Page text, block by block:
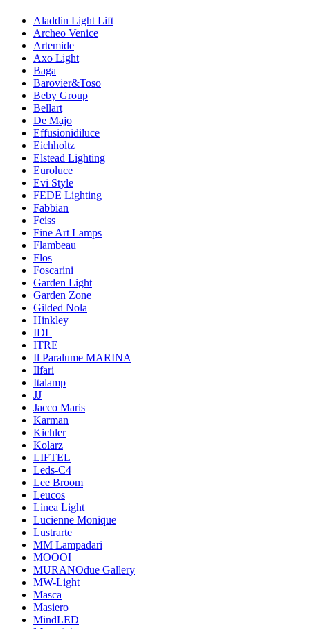
Aladdin Light Lift
Archeo Venice
Artemide
Axo Light
Baga
Barovier&Toso
Beby Group
Bellart
De Majo
Effusionidiluce
Eichholtz
Elstead Lighting
Euroluce
Evi Style
FEDE Lighting
Fabbian
Feiss
Fine Art Lamps
Flambeau
Flos
Foscarini
Garden Light
Garden Zone
Gilded Nola
Hinkley
IDL
ITRE
Il Paralume MARINA
Ilfari
Italamp
JJ
Jacco Maris
Karman
Kichler
Kolarz
LIFTEL
Leds-C4
Lee Broom
Leucos
Linea Light
Lucienne Monique
Lustrarte
MM Lampadari
MOOOI
MURANOdue Gallery
MW-Light
Masca
Masiero
MindLED